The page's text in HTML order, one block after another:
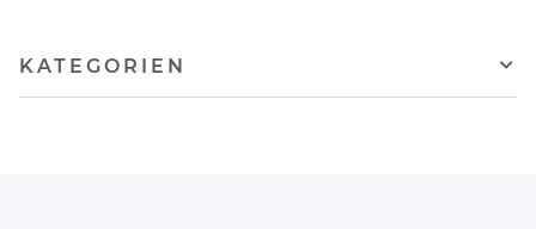
KATEGORIEN